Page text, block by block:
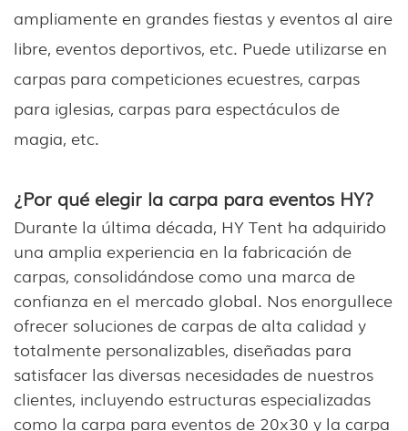
ampliamente en grandes fiestas y eventos al aire
libre, eventos deportivos, etc. Puede utilizarse en
carpas para competiciones ecuestres, carpas
para iglesias, carpas para espectáculos de
magia, etc.
¿Por qué elegir la carpa para eventos HY?
Durante la última década, HY Tent ha adquirido
una amplia experiencia en la fabricación de
carpas, consolidándose como una marca de
confianza en el mercado global. Nos enorgullece
ofrecer soluciones de carpas de alta calidad y
totalmente personalizables, diseñadas para
satisfacer las diversas necesidades de nuestros
clientes, incluyendo estructuras especializadas
como la carpa para eventos de 20x30 y la carpa